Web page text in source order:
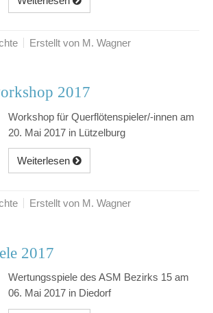
Erstellt von M. Wagner
2017
Workshop für Querflötenspieler/-innen am
20. Mai 2017 in Lützelburg
Weiterlesen
Erstellt von M. Wagner
2017
Wertungsspiele des ASM Bezirks 15 am
06. Mai 2017 in Diedorf